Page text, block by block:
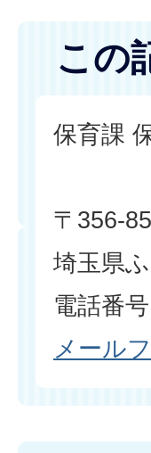
この
保育課
〒356-
埼玉県
電話番
メール